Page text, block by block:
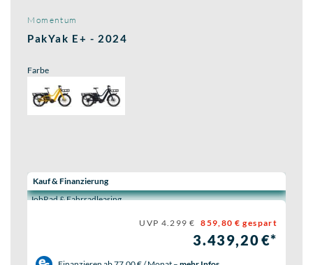
Momentum
PakYak E+ - 2024
Farbe
Wähle eine Preisoption:
Kauf & Finanzierung
JobRad & Fahrradleasing
UVP 4.299 € 859,80 € gespart
3.439,20 €*